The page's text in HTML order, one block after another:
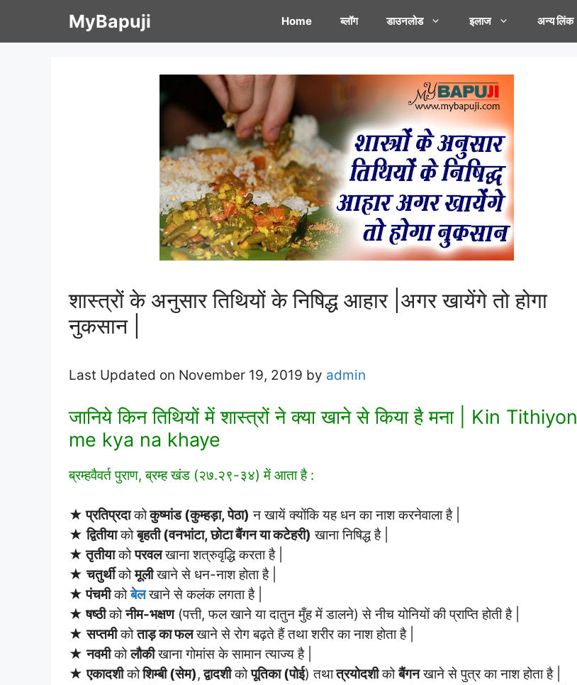
MyBapuji Home ब्लॉग डाउनलोड इलाज अन्य लिंक
शास्त्रों के अनुसार तिथियों के निषिद्ध आहार |अगर खायेंगे तो होगा
नुकसान |
Last Updated on November 19, 2019 by admin
जानिये किन तिथियों में शास्त्रों ने क्या खाने से किया है मना | Kin Tithiyon
me kya na khaye
ब्रम्हवैवर्त पुराण, ब्रम्ह खंड (२७.२९-३४) में आता है :
★ प्रतिप्रदाकोकुष्मांड (कुम्हड़ा, पेठा) न खायें क्योंकि यह धन का नाश करनेवाला है |
★द्वितीयाकोबृहती (वनभांटा, छोटा बैंगन या कटेहरी) खाना निषिद्ध है |
★ तृतीयाकोपरवलखाना शत्रुवृद्धि करता है |
★चतुर्थीकोमूलीखाने से धन-नाश होता है |
★ पंचमीकोबेलखाने से कलंक लगता है |
★ षष्ठीकोनीम-भक्षण(पत्ती, फल खाने या दातुन मुँह में डालने) से नीच योनियों की प्राप्ति होती है |
★सप्तमीकोताड़ का फलखाने से रोग बढ़ते हैं तथा शरीर का नाश होता है |
★नवमीकोलौकीखाना गोमांस के सामान त्याज्य है |
★एकादशीकोशिम्बी (सेम),द्वादशीकोपूतिका (पोई) तथात्रयोदशीकोबैंगनखाने से पुत्र का नाश होता है |